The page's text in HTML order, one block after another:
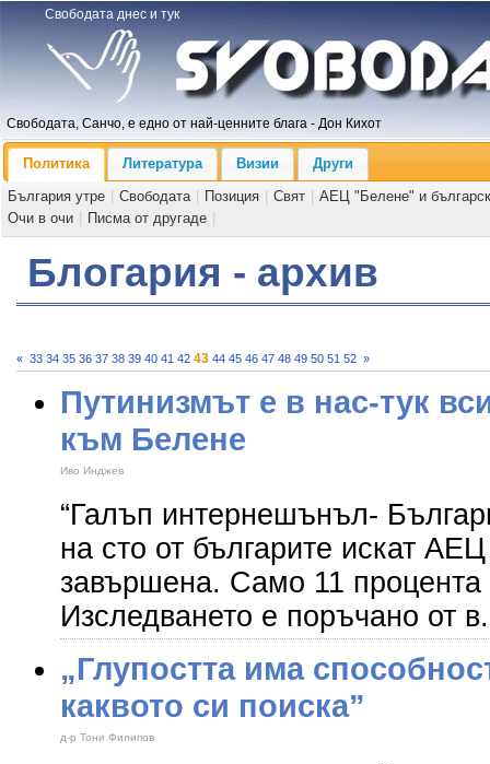
Свободата днес и тук
Свободата, Санчо, е едно от най-ценните блага - Дон Кихот
Политика Литература Визии
Други
България утре
Свободата Позиция Свят
АЕЦ "Белене" и
Очи в очи
Писма от другаде
Блогария - архив
« 33 34 35 36 37 38 39 40 41 42 43 44 45 46 47 48 49 50 51 52 »
Путинизмът е в нас-тук
към Белене
Иво Инджев
“Галъп интернешънъл-
на сто от българите искат
завършена. Само 11 процента
Изследването е поръчано от
„Глупостта има
каквото си поиска”
д-р Тони Филипов